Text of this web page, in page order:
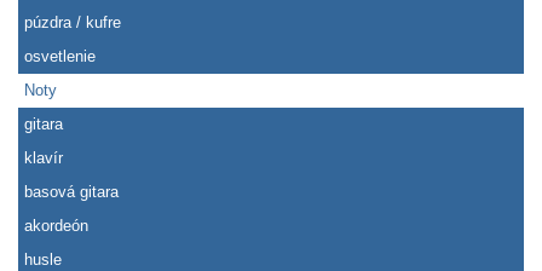
púzdra / kufre
osvetlenie
Noty
gitara
klavír
basová gitara
akordeón
husle